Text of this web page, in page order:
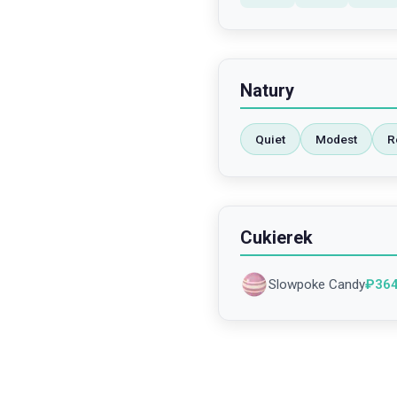
Natury
Quiet Modest
Cukierek
Slowpoke Candy₽